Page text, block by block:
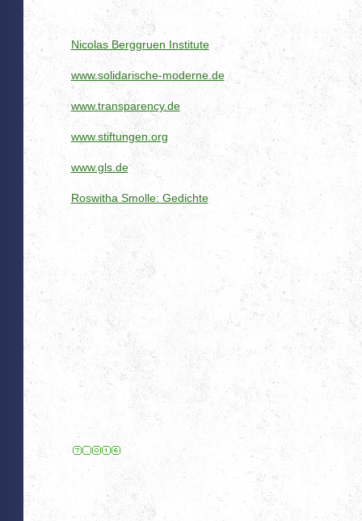
Nicolas Berggruen Institute
www.solidarische-moderne.de
www.transparency.de
www.stiftungen.org
www.gls.de
Roswitha Smolle: Gedichte